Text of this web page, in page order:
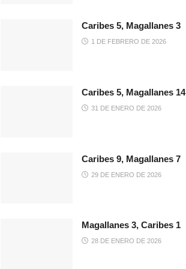
Caribes 5, Magallanes 3
1 DE FEBRERO DE 2026
Caribes 5, Magallanes 14
31 DE ENERO DE 2026
Caribes 9, Magallanes 7
29 DE ENERO DE 2026
Magallanes 3, Caribes 1
28 DE ENERO DE 2026